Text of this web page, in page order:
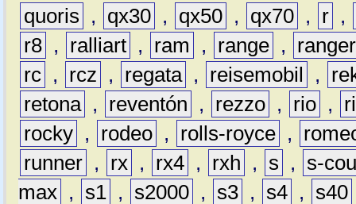
quoris
, qx30 , qx50 , qx70 , r ,
r8 , ralliart , ram , range ,
ranger
rc , rcz , regata , reisemobil ,
retona , reventón , rezzo , rio ,
rocky , rodeo , rolls-royce ,
runner , rx , rx4 , rxh , s ,
s-
max , s1 , s2000 , s3 , s4 , s40